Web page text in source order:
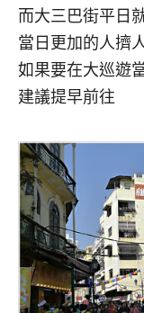
而大三巴街平日
當日更加的人擠
如果要在大巡遊
建議提早前往